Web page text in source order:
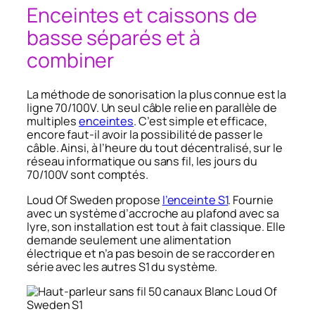
Enceintes et caissons de
basse séparés et à
combiner
La méthode de sonorisation la plus connue est la
ligne 70/100V. Un seul câble relie en parallèle de
multiplesenceintes. C’est simple et efficace,
encore faut-il avoir la possibilité de passer le
câble. Ainsi, à l’heure du tout décentralisé, sur le
réseau informatique ou sans fil, les jours du
70/100V sont comptés.
Loud Of Sweden propose l’enceinte S1. Fournie
avec un système d’accroche au plafond avec sa
lyre, son installation est tout à fait classique. Elle
demande seulement une alimentation
électrique et n’a pas besoin de se raccorder en
série avec les autres S1 du système.